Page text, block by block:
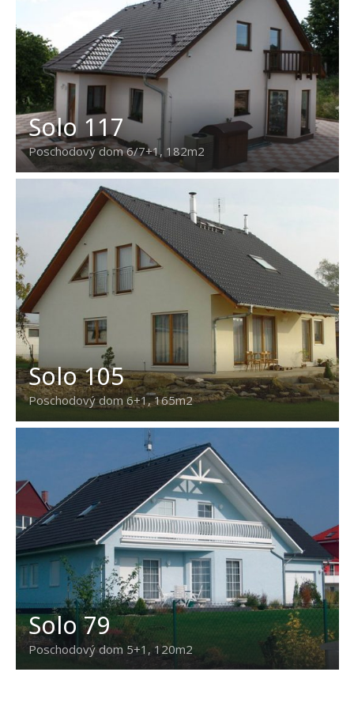
Solo 117
Poschodový dom 6/7+1, 182m2
Solo 105
Poschodový dom 6+1, 165m2
Solo 79
Poschodový dom 5+1, 120m2